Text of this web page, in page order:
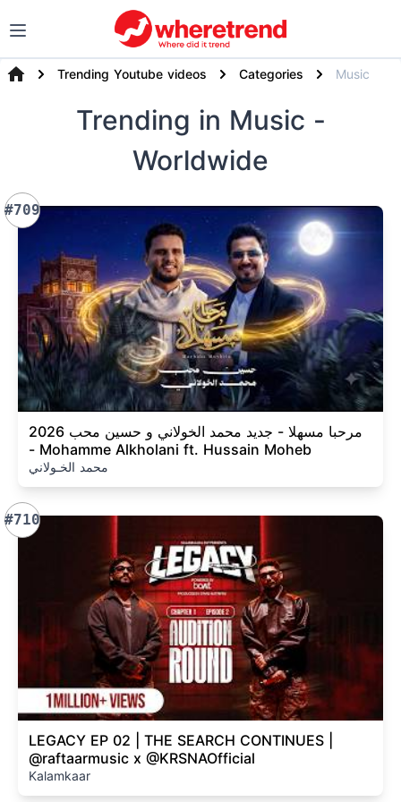
Trending Youtube videos Categories Music
Trending in Music -
Worldwide
#709
مرحبا مسهلا - جديد محمد الخولاني و حسين محب 2026
- Mohamme Alkholani ft. Hussain Moheb
محمد الخـولاني
#710
LEGACY EP 02 | THE SEARCH CONTINUES |
@raftaarmusic x @KRSNAOfficial
Kalamkaar